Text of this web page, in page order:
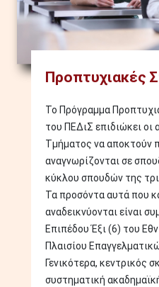
Προπτυχιακές
Το Πρόγραμμα
του ΠΕΔιΣ επιδιώκει οι
Τμήματος να αποκτούν
αναγνωρίζονται σε
κύκλου σπουδών της
Τα προσόντα αυτά που
αναδεικνύονται είναι
Επιπέδου Έξι (6) του
Πλαισίου
Γενικότερα, κεντρικός
συστηματική